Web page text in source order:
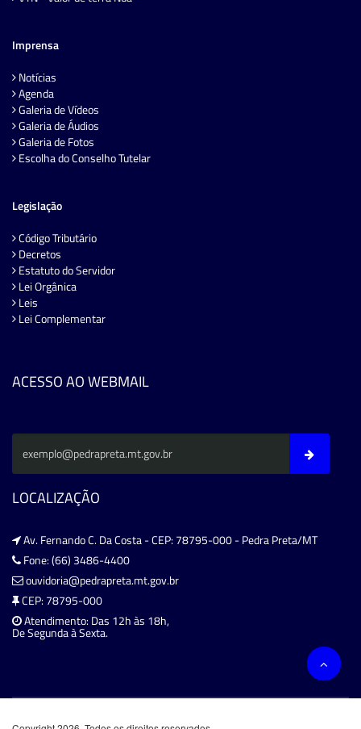
Imprensa
Notícias
Agenda
Galeria de Vídeos
Galeria de Áudios
Galeria de Fotos
Escolha do Conselho Tutelar
Legislação
Código Tributário
Decretos
Estatuto do Servidor
Lei Orgânica
Leis
Lei Complementar
ACESSO AO WEBMAIL
LOCALIZAÇÃO
Av. Fernando C. Da Costa - CEP: 78795-000 - Pedra Preta/MT
Fone: (66) 3486-4400
ouvidoria@pedrapreta.mt.gov.br
CEP: 78795-000
Atendimento: Das 12h às 18h,
De Segunda à Sexta.